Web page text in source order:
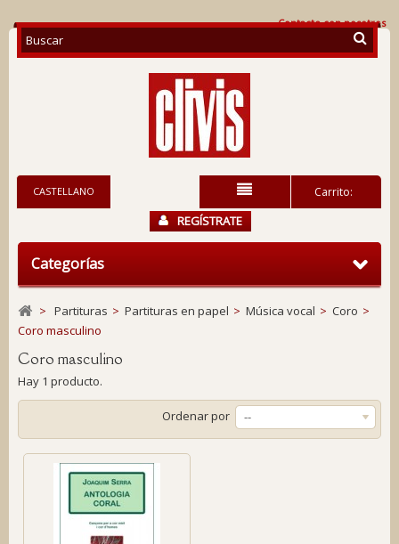
Contacte con nosotros
Carrito:
CASTELLANO
REGÍSTRATE
Categorías
> Partituras > Partituras en papel > Música vocal > Coro >
Coro masculino
Coro masculino
Hay 1 producto.
Ordenar por --